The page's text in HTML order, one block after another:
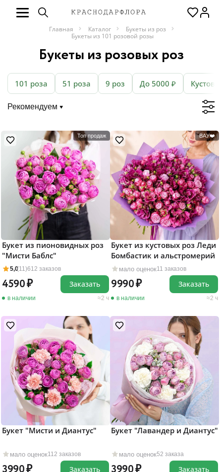
Главная Каталог
Букеты из роз
Букеты из 101 розовой розы
Букеты из розовых роз
101 роза 51 роза 9 роз До 5000 ₽
Рекомендуем
Топ продаж
5,0(11)612 заказов
Букет из пионовидных роз
"Мисти Баблс"
4590
в наличии 2 ч
Заказать
ВАУ❤️
мало оценок11 заказов
Букет из кустовых роз Леди
Бомбастик и альстромерий
9990
в наличии 2 ч
Заказать
мало оценок112 заказов
Букет "Мисти и Диантус"
Заказать
мало оценок52 заказа
Букет "Лавандер и Диантус"
Заказать